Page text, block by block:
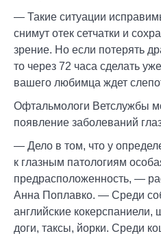
— Такие ситуации
снимут отек сетчатки и
зрение. Но если потерять
то через 72 часа сделать
вашего любимца ждет
Офтальмологи Ветслужбы
появление заболеваний
— Дело в том, что у
к глазным патологиям
предрасположенность, —
Анна Поплавко. — Среди
английские кокерспаниели,
доги, таксы, йорки. Среди